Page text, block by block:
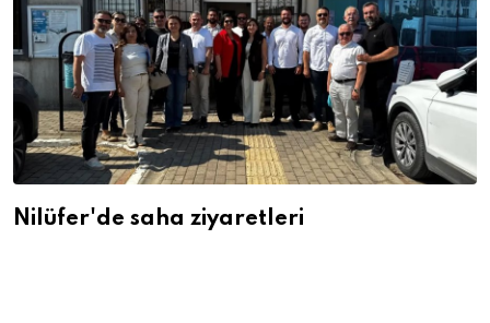
Nilüfer'de saha ziyaretleri